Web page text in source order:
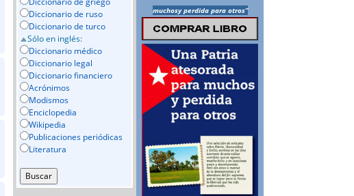
Diccionario de ruso
Diccionario de turco
Sólo en inglés:
Diccionario médico
Diccionario legal
Diccionario financiero
Acrónimos
Modismos
Enciclopedia
Wikipedia
Publicaciones periódicas
Literatura
muchosy perdida para otros”